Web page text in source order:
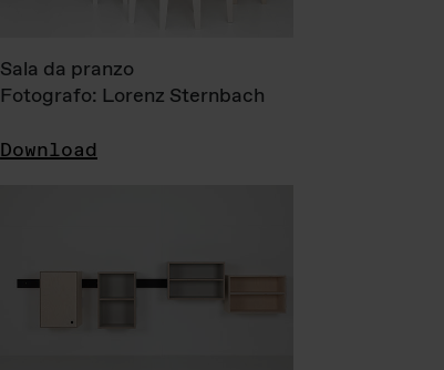
Sala da pranzo
Fotografo: Lorenz Sternbach
Download